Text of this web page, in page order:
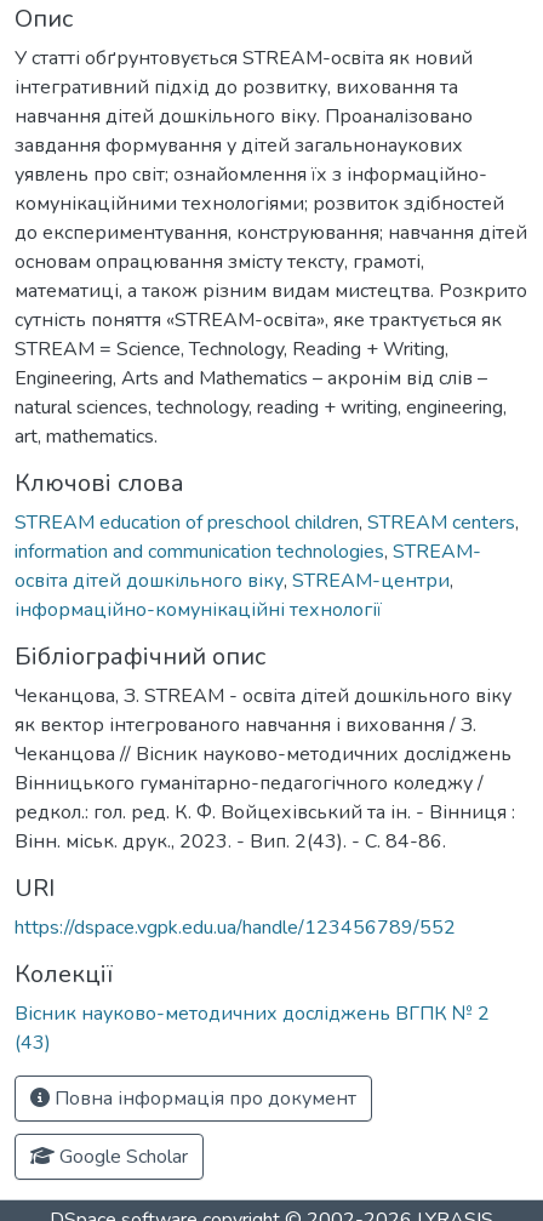
Опис
У статті обґрунтовується STREAM-освіта як новий
інтегративний підхід до розвитку, виховання та
навчання дітей дошкільного віку. Проаналізовано
завдання формування у дітей загальнонаукових
уявлень про світ; ознайомлення їх з інформаційно-
комунікаційними технологіями; розвиток здібностей
до експериментування, конструювання; навчання дітей
основам опрацювання змісту тексту, грамоті,
математиці, а також різним видам мистецтва. Розкрито
сутність поняття «STREAM-освіта», яке трактується як
STREAM = Science, Technology, Reading + Writing,
Engineering, Arts and Mathematics – акронім від слів –
natural sciences, technology, reading + writing, engineering,
art, mathematics.
Ключові слова
STREAM education of preschool children, STREAM centers,
information and communication technologies, STREAM-
освіта дітей дошкільного віку, STREAM-центри,
інформаційно-комунікаційні технології
Бібліографічний опис
Чеканцова, З. STREAM - освіта дітей дошкільного віку
як вектор інтегрованого навчання і виховання / З.
Чеканцова // Вісник науково-методичних досліджень
Вінницького гуманітарно-педагогічного коледжу /
редкол.: гол. ред. К. Ф. Войцехівський та ін. - Вінниця :
Вінн. міськ. друк., 2023. - Вип. 2(43). - С. 84-86.
URI
https://dspace.vgpk.edu.ua/handle/123456789/552
Колекції
Вісник науково-методичних досліджень ВГПК № 2
(43)
Повна інформація про документ
Google Scholar